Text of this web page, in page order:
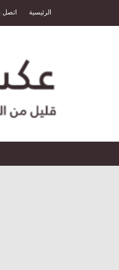
الرئيسية اتصل